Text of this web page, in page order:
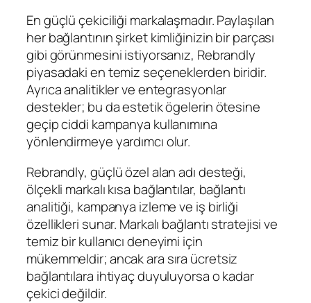
En güçlü çekiciliği markalaşmadır. Paylaşılan
her bağlantının şirket kimliğinizin bir parçası
gibi görünmesini istiyorsanız, Rebrandly
piyasadaki en temiz seçeneklerden biridir.
Ayrıca analitikler ve entegrasyonlar
destekler; bu da estetik ögelerin ötesine
geçip ciddi kampanya kullanımına
yönlendirmeye yardımcı olur.
Rebrandly, güçlü özel alan adı desteği,
ölçekli markalı kısa bağlantılar, bağlantı
analitiği, kampanya izleme ve iş birliği
özellikleri sunar. Markalı bağlantı stratejisi ve
temiz bir kullanıcı deneyimi için
mükemmeldir; ancak ara sıra ücretsiz
bağlantılara ihtiyaç duyuluyorsa o kadar
çekici değildir.